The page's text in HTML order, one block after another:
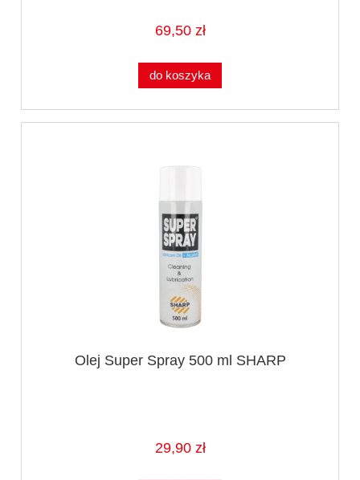
69,50 zł
do koszyka
Olej Super Spray 500 ml SHARP
29,90 zł